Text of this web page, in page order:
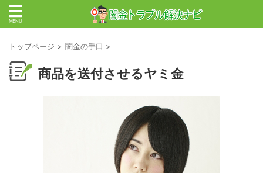
トップページ > 闇金の手口 >
商品を送付させるヤミ金